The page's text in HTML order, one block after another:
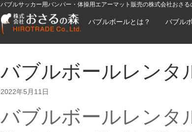
バブルサッカー用バンパー・体操用エアーマット販売の株式会社おさる
バブルボールとは？ バブル
バブルボールレンタ
2022年5月11日
バブルボールレンタ